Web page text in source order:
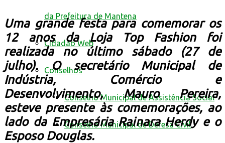
da Prefeitura de Mantena
Cidadão Web
Conselhos
Conselho Municipal de Assistência Social
Conselho Municipal de Defesa Civil
Uma grande festa para comemorar os
12 anos da Loja Top Fashion foi
realizada no último sábado (27 de
julho). O secretário Municipal de
Indústria, Comércio e
Desenvolvimento, Mauro Pereira,
esteve presente às comemorações, ao
lado da Empresária Rainara Herdy e o
Esposo Douglas.